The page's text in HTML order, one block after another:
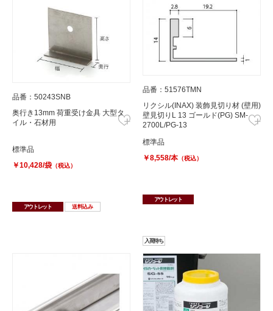
品番：50243SNB
奥行き13mm 荷重受け金具 大型タ
イル・石材用
標準品
￥10,428/袋 （税込）
アウトレット 送料込み
品番：51576TMN
リクシル(INAX) 装飾見切り材 (壁用)
壁見切りL 13 ゴールド(PG) SM-
2700L/PG-13
標準品
￥8,558/本 （税込）
アウトレット
入荷待ち